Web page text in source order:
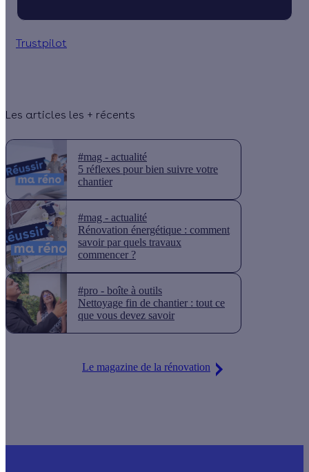
Trustpilot
Les articles les + récents
#mag - actualité
5 réflexes pour bien suivre votre
chantier
#mag - actualité
Rénovation énergétique : comment
savoir par quels travaux
commencer ?
#pro - boîte à outils
Nettoyage fin de chantier : tout ce
que vous devez savoir
Le magazine de la rénovation